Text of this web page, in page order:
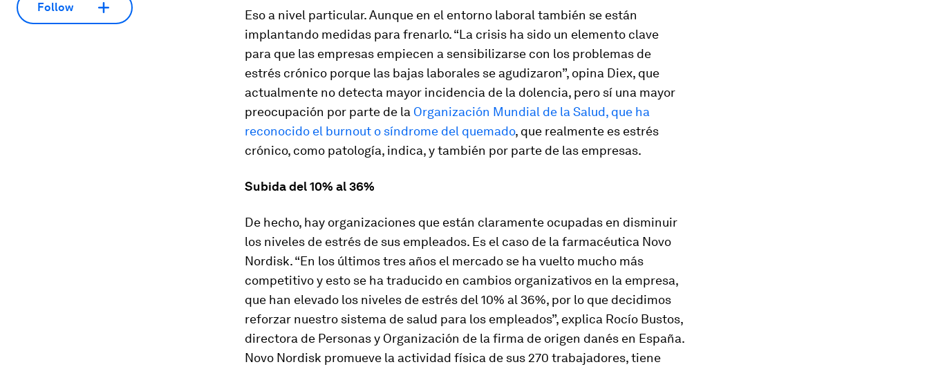
Follow
Eso a nivel particular. Aunque en el entorno laboral también se están
implantando medidas para frenarlo. “La crisis ha sido un elemento clave
para que las empresas empiecen a sensibilizarse con los problemas de
estrés crónico porque las bajas laborales se agudizaron”, opina Diex, que
actualmente no detecta mayor incidencia de la dolencia, pero sí una mayor
preocupación por parte de la Organización Mundial de la Salud, que ha
reconocido el burnout o síndrome del quemado, que realmente es estrés
crónico, como patología, indica, y también por parte de las empresas.
Subida del 10% al 36%
De hecho, hay organizaciones que están claramente ocupadas en disminuir
los niveles de estrés de sus empleados. Es el caso de la farmacéutica Novo
Nordisk. “En los últimos tres años el mercado se ha vuelto mucho más
competitivo y esto se ha traducido en cambios organizativos en la empresa,
que han elevado los niveles de estrés del 10% al 36%, por lo que decidimos
reforzar nuestro sistema de salud para los empleados”, explica Rocío Bustos,
directora de Personas y Organización de la firma de origen danés en España.
Novo Nordisk promueve la actividad física de sus 270 trabajadores, tiene